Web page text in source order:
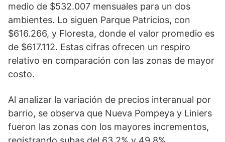
medio de $532.007 mensuales para un dos
ambientes. Lo siguen Parque Patricios, con
$616.266, y Floresta, donde el valor promedio es
de $617.112. Estas cifras ofrecen un respiro
relativo en comparación con las zonas de mayor
costo.
Al analizar la variación de precios interanual por
barrio, se observa que Nueva Pompeya y Liniers
fueron las zonas con los mayores incrementos,